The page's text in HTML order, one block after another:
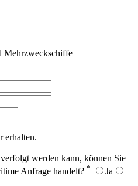
Mehrzweckschiffe
erhalten.
werden kann, können Sie
Anfrage handelt? *
Ja